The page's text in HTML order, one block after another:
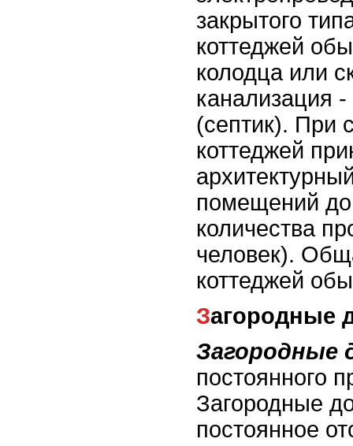
закрытого
коттеджей
колодца или
канализация
(септик). При
коттеджей
помещений
количества
человек).
коттеджей
Загородные
Загородные
постоянного
Загородные
постоянное